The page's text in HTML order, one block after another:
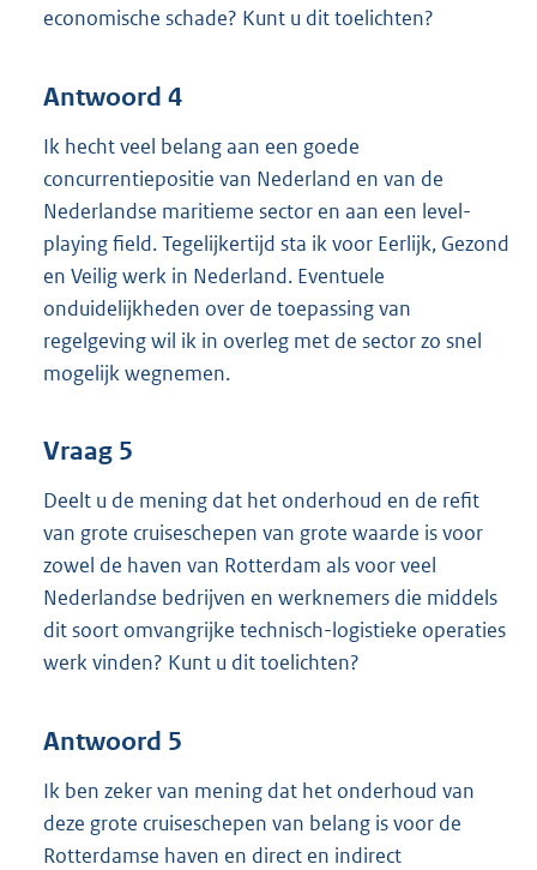
economische schade? Kunt u dit toelichten?
Antwoord 4
Ik hecht veel belang aan een goede
concurrentiepositie van Nederland en van de
Nederlandse maritieme sector en aan een level-
playing field. Tegelijkertijd sta ik voor Eerlijk, Gezond
en Veilig werk in Nederland. Eventuele
onduidelijkheden over de toepassing van
regelgeving wil ik in overleg met de sector zo snel
mogelijk wegnemen.
Vraag 5
Deelt u de mening dat het onderhoud en de refit
van grote cruiseschepen van grote waarde is voor
zowel de haven van Rotterdam als voor veel
Nederlandse bedrijven en werknemers die middels
dit soort omvangrijke technisch-logistieke operaties
werk vinden? Kunt u dit toelichten?
Antwoord 5
Ik ben zeker van mening dat het onderhoud van
deze grote cruiseschepen van belang is voor de
Rotterdamse haven en direct en indirect